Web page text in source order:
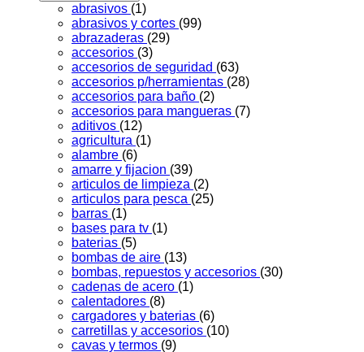
abrasivos (1)
abrasivos y cortes (99)
abrazaderas (29)
accesorios (3)
accesorios de seguridad (63)
accesorios p/herramientas (28)
accesorios para baño (2)
accesorios para mangueras (7)
aditivos (12)
agricultura (1)
alambre (6)
amarre y fijacion (39)
articulos de limpieza (2)
articulos para pesca (25)
barras (1)
bases para tv (1)
baterias (5)
bombas de aire (13)
bombas, repuestos y accesorios (30)
cadenas de acero (1)
calentadores (8)
cargadores y baterias (6)
carretillas y accesorios (10)
cavas y termos (9)